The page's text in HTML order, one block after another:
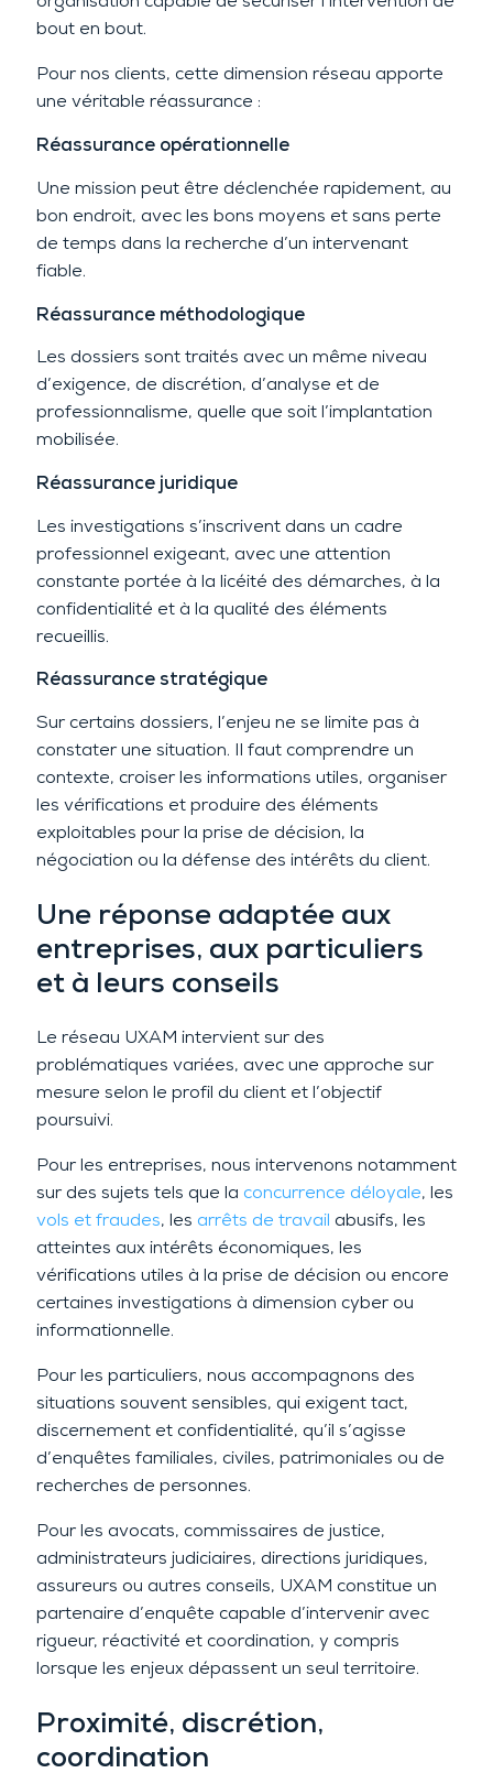
bout en bout.
Pour nos clients, cette dimension réseau apporte
une véritable réassurance :
Réassurance opérationnelle
Une mission peut être déclenchée rapidement, au
bon endroit, avec les bons moyens et sans perte
de temps dans la recherche d’un intervenant
fiable.
Réassurance méthodologique
Les dossiers sont traités avec un même niveau
d’exigence, de discrétion, d’analyse et de
professionnalisme, quelle que soit l’implantation
mobilisée.
Réassurance juridique
Les investigations s’inscrivent dans un cadre
professionnel exigeant, avec une attention
constante portée à la licéité des démarches, à la
confidentialité et à la qualité des éléments
recueillis.
Réassurance stratégique
Sur certains dossiers, l’enjeu ne se limite pas à
constater une situation. Il faut comprendre un
contexte, croiser les informations utiles, organiser
les vérifications et produire des éléments
exploitables pour la prise de décision, la
négociation ou la défense des intérêts du client.
Une réponse adaptée aux
entreprises, aux particuliers
et à leurs conseils
Le réseau UXAM intervient sur des
problématiques variées, avec une approche sur
mesure selon le profil du client et l’objectif
poursuivi.
Pour les entreprises, nous intervenons notamment
sur des sujets tels que la concurrence déloyale, les
vols et fraudes, les arrêts de travail abusifs, les
atteintes aux intérêts économiques, les
vérifications utiles à la prise de décision ou encore
certaines investigations à dimension cyber ou
informationnelle.
Pour les particuliers, nous accompagnons des
situations souvent sensibles, qui exigent tact,
discernement et confidentialité, qu’il s’agisse
d’enquêtes familiales, civiles, patrimoniales ou de
recherches de personnes.
Pour les avocats, commissaires de justice,
administrateurs judiciaires, directions juridiques,
assureurs ou autres conseils, UXAM constitue un
partenaire d’enquête capable d’intervenir avec
rigueur, réactivité et coordination, y compris
lorsque les enjeux dépassent un seul territoire.
Proximité, discrétion,
coordination